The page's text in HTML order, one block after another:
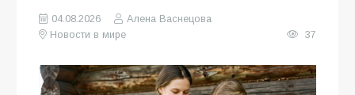
04.08.2026
Алена Васнецова
Новости в мире
37